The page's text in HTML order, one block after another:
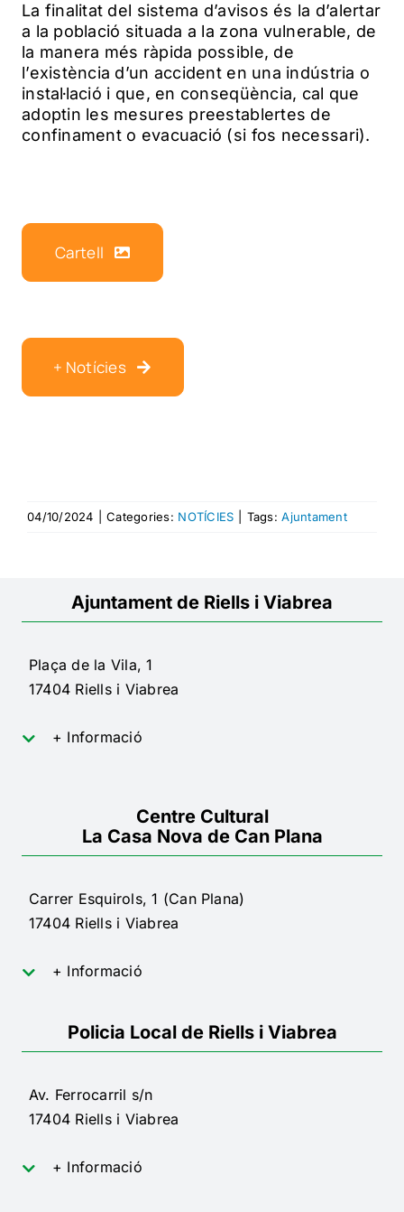
La finalitat del sistema d’avisos és la d’alertar
a la població situada a la zona vulnerable, de
la manera més ràpida possible, de
l’existència d’un accident en una indústria o
instal·lació i que, en conseqüència, cal que
adoptin les mesures preestablertes de
confinament o evacuació (si fos necessari).
Cartell
+ Notícies
04/10/2024 Categories: NOTÍCIES Tags:Ajuntament
Ajuntament de Riells i Viabrea
Plaça de la Vila, 1
17404 Riells i Viabrea
+ Informació
Centre Cultural
La Casa Nova de Can Plana
Carrer Esquirols, 1 (Can Plana)
17404 Riells i Viabrea
+ Informació
Policia Local de Riells i Viabrea
Av. Ferrocarril s/n
17404 Riells i Viabrea
+ Informació